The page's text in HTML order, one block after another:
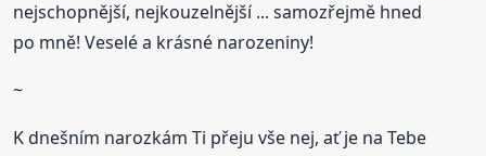
nejschopnější, nejkouzelnější ... samozřejmě hned
po mně! Veselé a krásné narozeniny!
~
K dnešním narozkám Ti přeju vše nej, ať je na Tebe